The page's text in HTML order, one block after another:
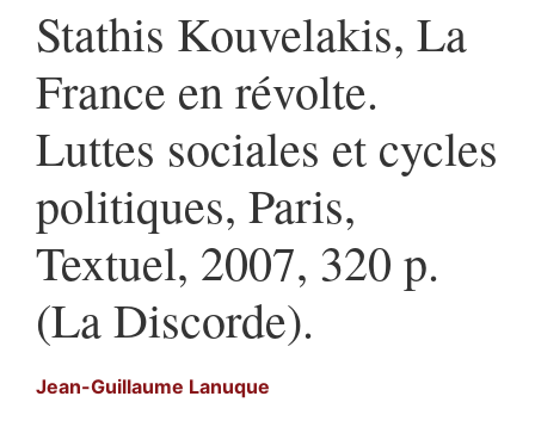
Stathis Kouvelakis, La
France en révolte.
Luttes sociales et cycles
politiques, Paris,
Textuel, 2007, 320 p.
(La Discorde).
Jean-Guillaume Lanuque